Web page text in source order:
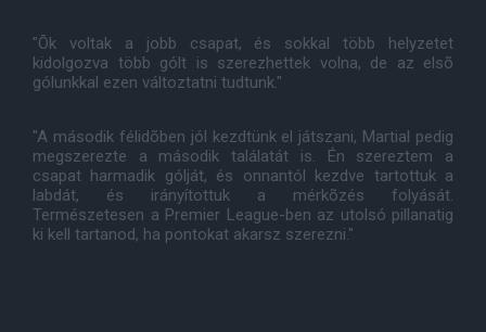
"Õk voltak a jobb csapat, és sokkal több helyzetet
kidolgozva több gólt is szerezhettek volna, de az elsõ
gólunkkal ezen változtatni tudtunk."
"A második félidõben jól kezdtünk el játszani, Martial pedig
megszerezte a második találatát is. Én szereztem a
csapat harmadik gólját, és onnantól kezdve tartottuk a
labdát, és irányítottuk a mérkõzés folyását.
Természetesen a Premier League-ben az utolsó pillanatig
ki kell tartanod, ha pontokat akarsz szerezni."